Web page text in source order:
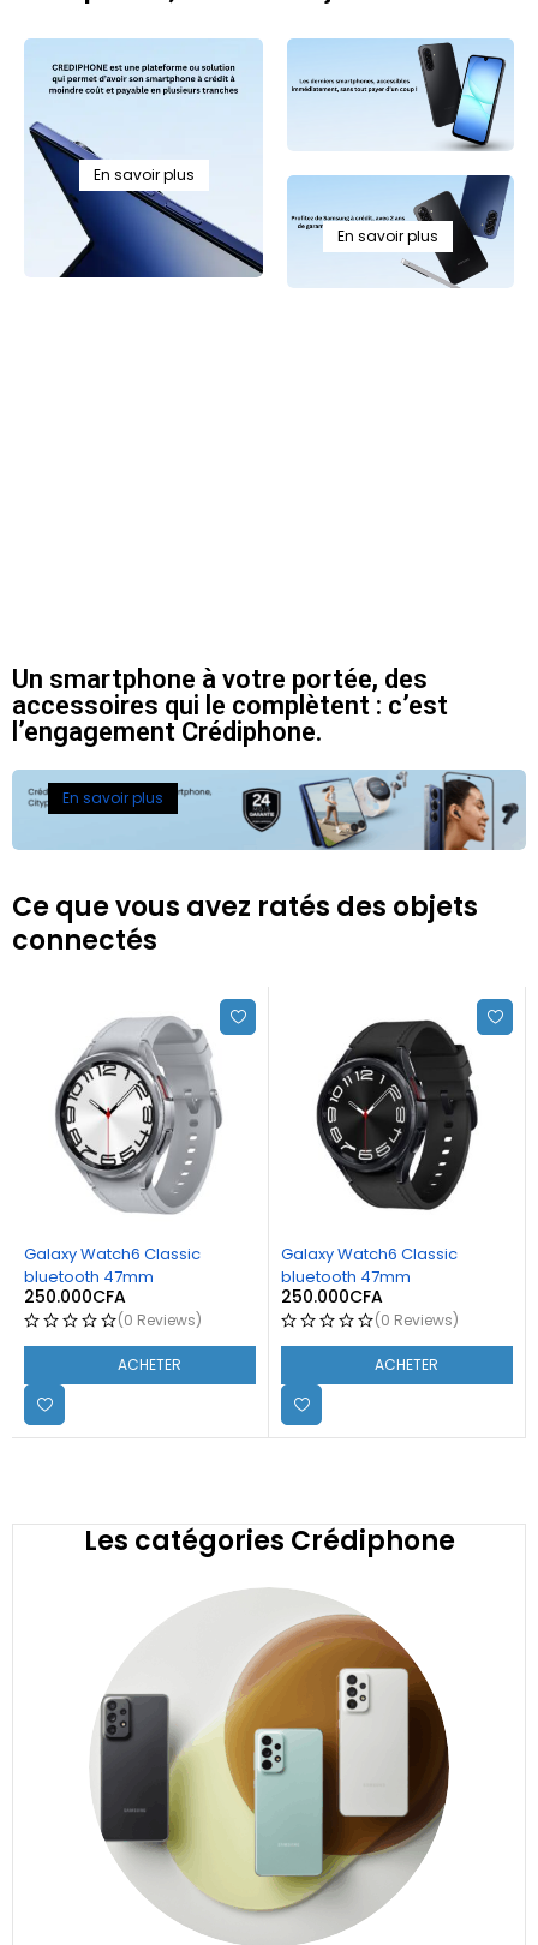
En savoir plus
En savoir plus
Un smartphone à votre portée, des
accessoires qui le complètent : c’est
l’engagement Crédiphone.
En savoir plus
Ce que vous avez ratés des objets
connectés
Galaxy Watch6 Classic
bluetooth 47mm
250.000CFA
(0 Reviews)
ACHETER
Galaxy Watch6 Classic
bluetooth 47mm
250.000CFA
(0 Reviews)
ACHETER
Les catégories Crédiphone